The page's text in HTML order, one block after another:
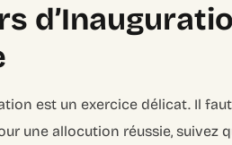
est un exercice délicat. Il
une allocution réussie, suivez